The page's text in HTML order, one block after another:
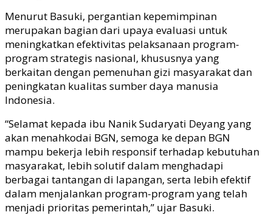
Menurut Basuki, pergantian kepemimpinan
merupakan bagian dari upaya evaluasi untuk
meningkatkan efektivitas pelaksanaan program-
program strategis nasional, khususnya yang
berkaitan dengan pemenuhan gizi masyarakat dan
peningkatan kualitas sumber daya manusia
Indonesia.
“Selamat kepada ibu Nanik Sudaryati Deyang yang
akan menahkodai BGN, semoga ke depan BGN
mampu bekerja lebih responsif terhadap kebutuhan
masyarakat, lebih solutif dalam menghadapi
berbagai tantangan di lapangan, serta lebih efektif
dalam menjalankan program-program yang telah
menjadi prioritas pemerintah,” ujar Basuki.